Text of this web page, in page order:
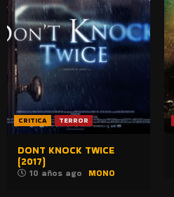
CRITICA TERROR
DONT KNOCK TWICE
(2017)
10 años ago MONO